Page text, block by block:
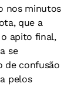
nos minutos
que a
o apito final,
se
de confusão
pelos